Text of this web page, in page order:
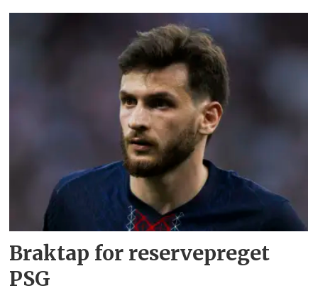
Braktap for reservepreget
PSG